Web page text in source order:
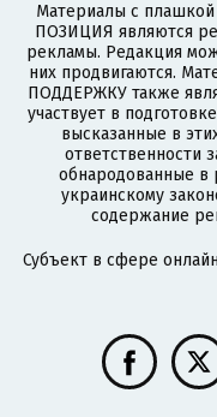
Материалы с
ПОЗИЦИЯ являются
рекламы. Редакция
них продвигаются.
ПОДДЕРЖКУ также
участвует в
высказанные в
ответственности
обнародованные в
украинскому
содержание
Субъект в сфере